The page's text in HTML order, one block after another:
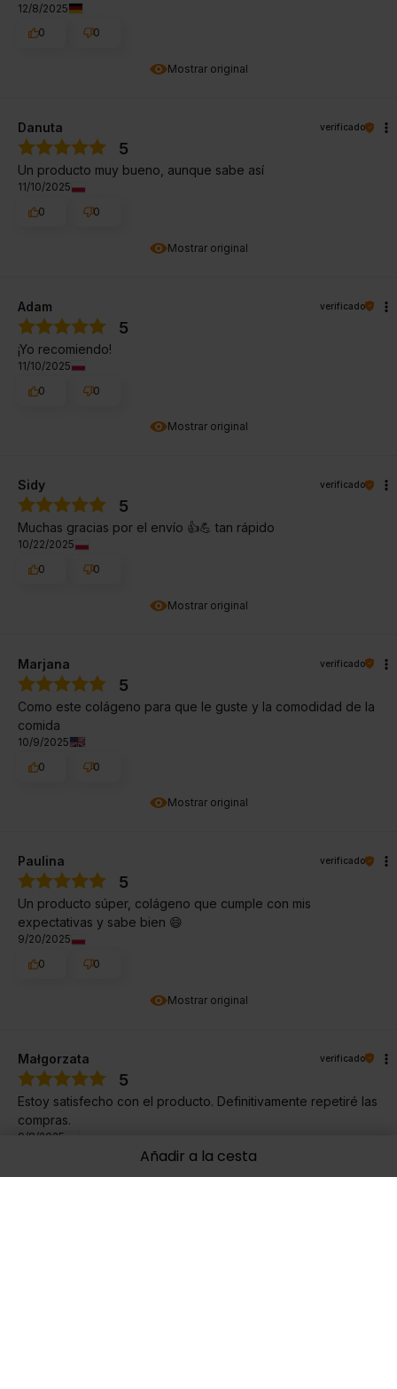
Añadir a la cesta
Mostrar original
12/8/2025
0
0
Mostrar original
Danuta verificado
5
Un producto muy bueno, aunque sabe así
11/10/2025
0
0
Mostrar original
Adam verificado
5
¡Yo recomiendo!
11/10/2025
0
0
Mostrar original
Sidy verificado
5
Muchas gracias por el envío 👍️💪 tan rápido
10/22/2025
0
0
Mostrar original
Marjana verificado
5
Como este colágeno para que le guste y la comodidad de la
comida
10/9/2025
0
0
Mostrar original
Paulina verificado
5
Un producto súper, colágeno que cumple con mis
expectativas y sabe bien 😄
9/20/2025
0
0
Małgorzata verificado
5
Estoy satisfecho con el producto. Definitivamente repetiré las
compras.
9/8/2025